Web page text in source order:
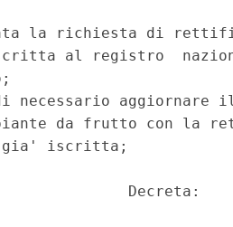
la richiesta di
al registro
necessario aggiornare
da frutto con la
gia' iscritta;
Decreta: